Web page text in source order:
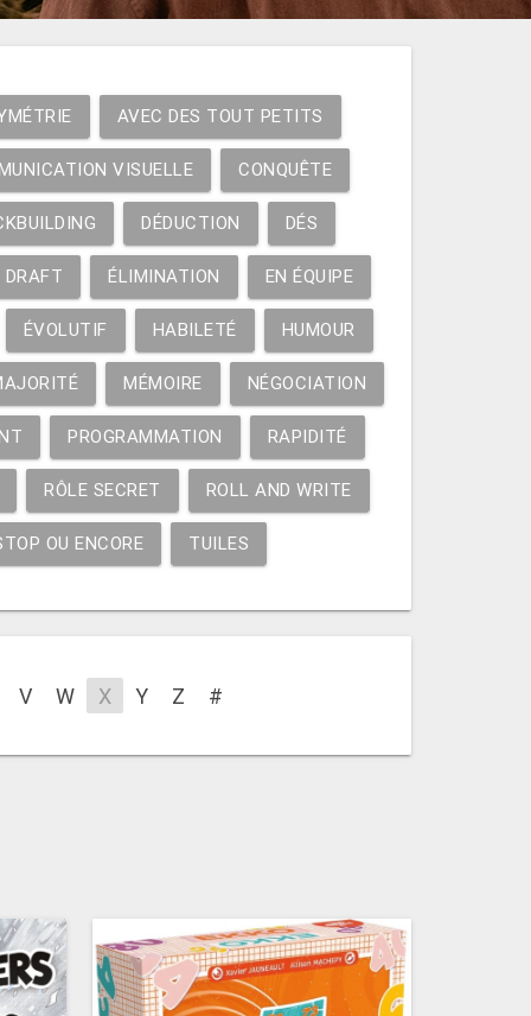
AVEC DES TOUT PETITS
VISUELLE CONQUÊTE
DÉDUCTION DÉS
DRAFT ÉLIMINATION EN ÉQUIPE
ÉVOLUTIF HABILETÉ HUMOUR
MÉMOIRE NÉGOCIATION
PROGRAMMATION RAPIDITÉ
RÔLE SECRET ROLL AND WRITE
OU ENCORE TUILES
V W X Y Z #